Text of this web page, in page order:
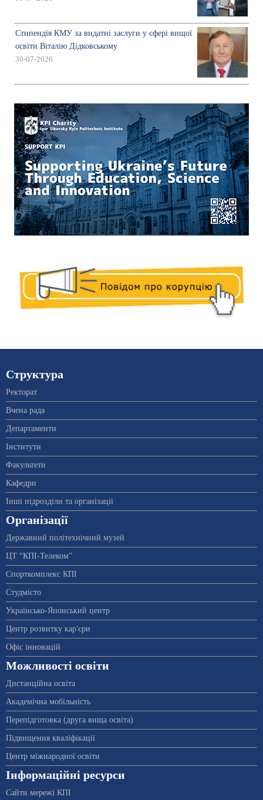
Стипендія КМУ за видатні заслуги у сфері вищої
освіти Віталію Дідковському
30-07-2026
Структура
Ректорат
Вчена рада
Департаменти
Інститути
Факультети
Кафедри
Інші підрозділи та організації
Організації
Державний політехнічний музей
ЦТ “КПІ-Телеком”
Спорткомплекс КПІ
Студмісто
Українсько-Японський центр
Центр розвитку кар'єри
Офіс інновацій
Можливості освіти
Дистанційна освіта
Академічна мобільність
Перепідготовка (друга вища освіта)
Підвищення кваліфікації
Центр міжнародної освіти
Інформаційні ресурси
Сайти мережі КПІ